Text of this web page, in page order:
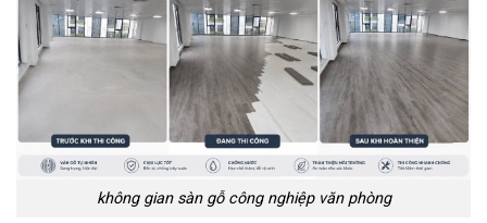
không gian sàn gỗ công nghiệp văn phòng